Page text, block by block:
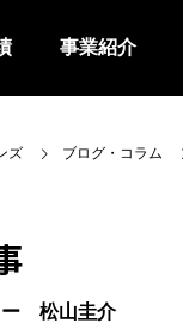
事業紹介
ズ ブログ・コラム
ー 松山圭介